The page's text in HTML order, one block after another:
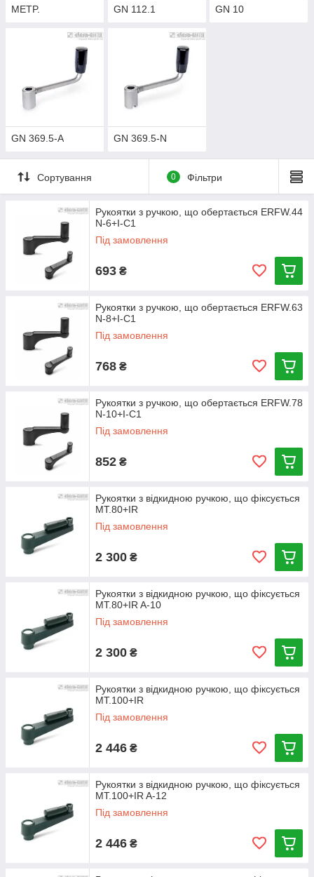
METP. GN 112.1 GN 10
GN 369.5-A GN 369.5-N
Сортування 0 Фільтри
Рукоятки з ручкою, що обертається ERFW.44
N-6+I-C1
Під замовлення
693 ₴
Рукоятки з ручкою, що обертається ERFW.63
N-8+I-C1
Під замовлення
768 ₴
Рукоятки з ручкою, що обертається ERFW.78
N-10+I-C1
Під замовлення
852 ₴
Рукоятки з відкидною ручкою, що фіксується
MT.80+IR
Під замовлення
2 300 ₴
Рукоятки з відкидною ручкою, що фіксується
MT.80+IR A-10
Під замовлення
2 300 ₴
Рукоятки з відкидною ручкою, що фіксується
MT.100+IR
Під замовлення
2 446 ₴
Рукоятки з відкидною ручкою, що фіксується
MT.100+IR A-12
Під замовлення
2 446 ₴